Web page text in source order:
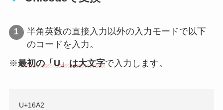
半角英数の直接入力以外の入力モードで以下
のコードを入力。
※最初の「U」は大文字で入力します。
U+16A2